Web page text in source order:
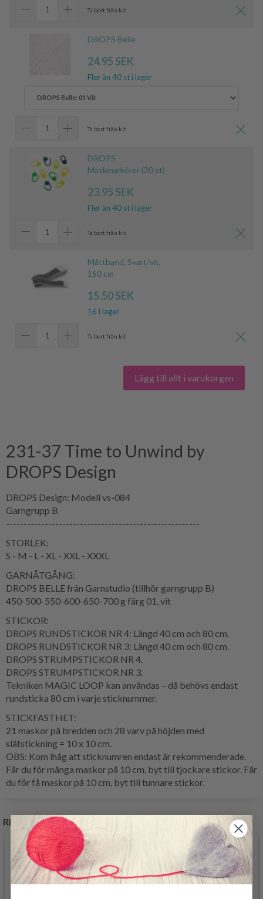
Ta bort från kit
DROPS Belle
24.95 SEK
Fler än 40 st i lager
Ta bort från kit
DROPS
Maskmarkörer (30 st)
23.95 SEK
Fler än 40 st i lager
Ta bort från kit
Måttband, Svart/vit,
150 cm
15.50 SEK
16 i lager
Ta bort från kit
Lägg till allt i varukorgen
231-37 Time to Unwind by
DROPS Design
DROPS Design: Modell vs-084
Garngrupp B
-------------------------------------------------------
STORLEK:
S - M - L - XL - XXL - XXXL
GARNÅTGÅNG:
DROPS BELLE från Garnstudio (tillhör garngrupp B)
450-500-550-600-650-700 g färg 01, vit
STICKOR:
DROPS RUNDSTICKOR NR 4: Längd 40 cm och 80 cm.
DROPS RUNDSTICKOR NR 3: Längd 40 cm och 80 cm.
DROPS STRUMPSTICKOR NR 4.
DROPS STRUMPSTICKOR NR 3.
Tekniken MAGIC LOOP kan användas – då behövs endast
rundsticka 80 cm i varje sticknummer.
STICKFASTHET:
21 maskor på bredden och 28 varv på höjden med
slätstickning = 10 x 10 cm.
OBS: Kom ihåg att sticknumren endast är rekommenderade.
Får du för många maskor på 10 cm, byt till tjockare stickor. Får
du för få maskor på 10 cm, byt till tunnare stickor.
RELATERADE PRODUKTER